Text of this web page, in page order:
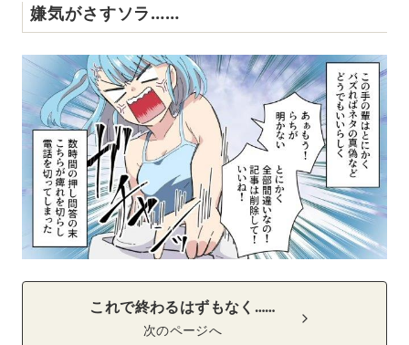
嫌気がさすソラ……
これで終わるはずもなく……
次のページへ